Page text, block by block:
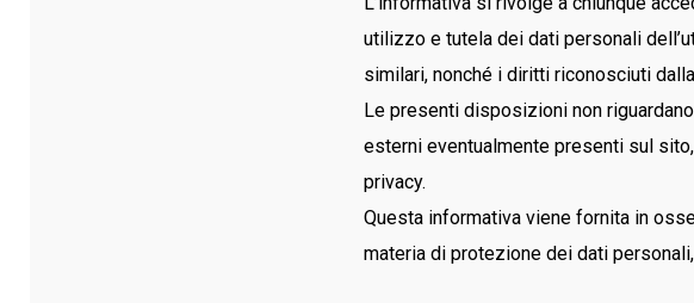
RED UP
GORE – TEX
LEI & LEI
STEP ONE
Stivali
Accessori
utilizzo e tutela dei dati personali
similari, nonché i diritti riconosciuti
Le presenti disposizioni non
esterni eventualmente presenti sul
privacy.
Questa informativa viene fornita in
materia di protezione dei dati